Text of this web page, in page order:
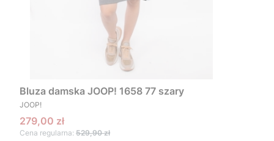
Bluza damska JOOP! 1658 77 szary
PRODUCENT
JOOP!
Cena promocyjna
279,00 zł
Cena regularna: 529,90 zł